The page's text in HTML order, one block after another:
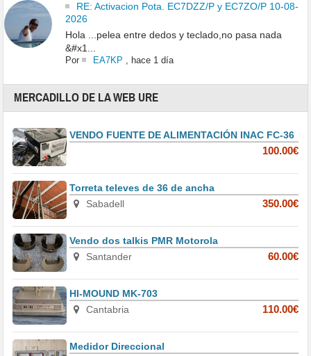
RE: Activacion Pota. EC7DZZ/P y EC7ZO/P 10-08-
2026
Hola ...pelea entre dedos y teclado,no pasa nada
&#x1...
Por EA7KP , hace 1 día
MERCADILLO DE LA WEB URE
VENDO FUENTE DE ALIMENTACIÓN INAC FC-36
100.00€
Torreta televes de 36 de ancha
Sabadell
350.00€
Vendo dos talkis PMR Motorola
Santander
60.00€
HI-MOUND MK-703
Cantabria
110.00€
Medidor Direccional